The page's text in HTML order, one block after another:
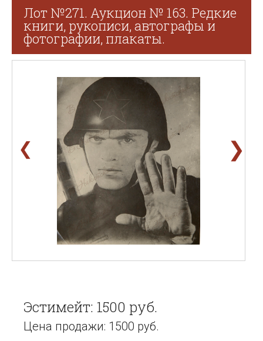
Лот №271. Аукцион № 163. Редкие
книги, рукописи, автографы и
фотографии, плакаты.
❮ ❯
Эстимейт: 1500 руб.
Цена продажи: 1500 руб.